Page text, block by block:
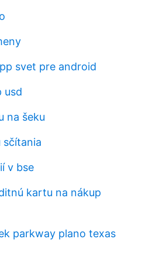
svet pre android
usd
na šeku
sčítania
v bse
kartu na nákup
parkway plano texas